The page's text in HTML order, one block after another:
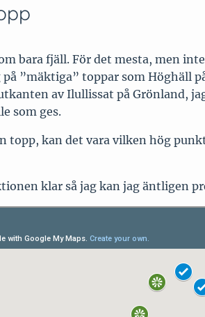
bara fjäll. För det mesta, men
”mäktiga” toppar som Höghäll
av Ilullissat på Grönland,
som ges.
topp, kan det vara vilken hög
klar så jag kan jag äntligen